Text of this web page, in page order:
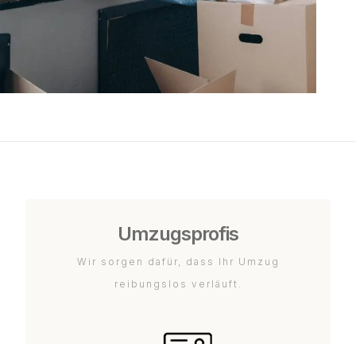
Umzugsprofis
Wir sorgen dafür, dass Ihr Umzug
reibungslos verläuft.